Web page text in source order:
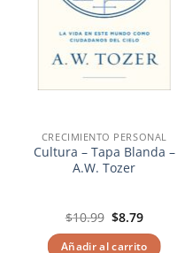
CRECIMIENTO PERSONAL
Cultura – Tapa Blanda –
A.W. Tozer
$10.99 El
original
$8.79El
actual
Añadir al carrito